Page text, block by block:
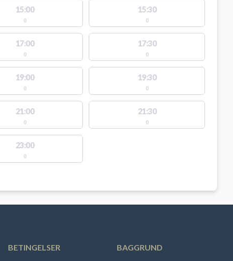
15:00
0
15:30
0
17:00
0
17:30
0
19:00
0
19:30
0
21:00
0
21:30
0
23:00
0
BETINGELSER BAGGRUND